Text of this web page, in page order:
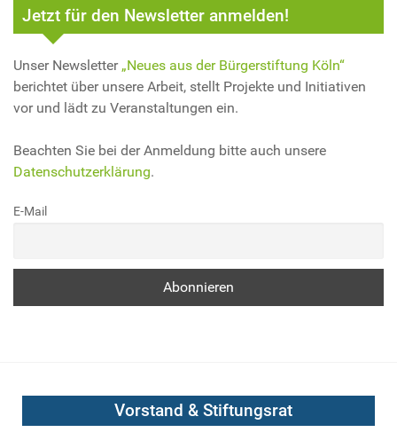
Jetzt für den Newsletter anmelden!
Unser Newsletter „Neues aus der Bürgerstiftung Köln“
berichtet über unsere Arbeit, stellt Projekte und Initiativen
vor und lädt zu Veranstaltungen ein.
Beachten Sie bei der Anmeldung bitte auch unsere
Datenschutzerklärung.
E-Mail
Vorstand & Stiftungsrat